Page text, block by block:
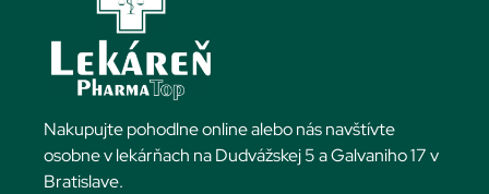
Nakupujte pohodlne online alebo nás navštívte
osobne v lekárňach na Dudvážskej 5 a Galvaniho 17 v
Bratislave.